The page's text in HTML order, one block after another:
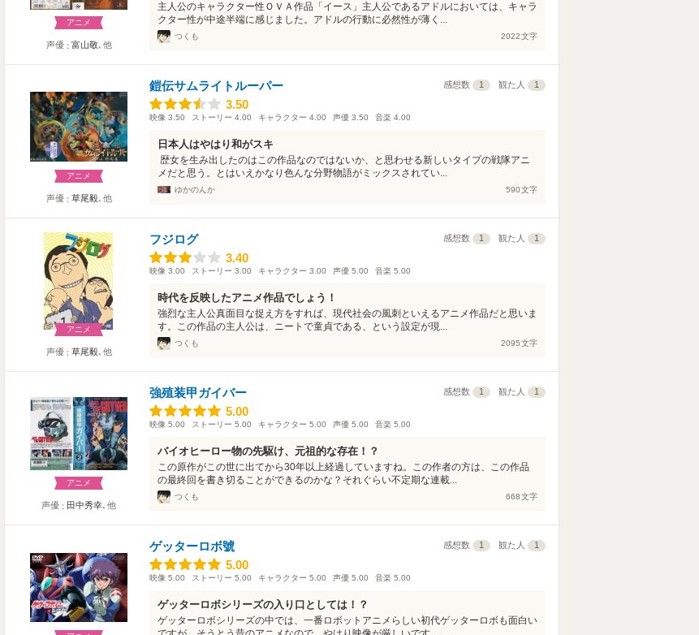
アニメ
声優 富山敬､他
主人公のキャラクター性ＯＶＡ作品「イース」主人公であるアドルにおいては、キャラ
クター性が中途半端に感じました。アドルの行動に必然性が薄く...
つくも 2022文字
アニメ
声優 草尾毅､他
鎧伝サムライトルーパー 感想数 1 観た人 1
3.50
3.50
映像 3.50 ストーリー 4.00 キャラクター 4.00 声優 3.50 音楽 4.00
日本人はやはり和がスキ
歴女を生み出したのはこの作品なのではないか、と思わせる新しいタイプの戦隊アニ
メだと思う。とはいえかなり色んな分野物語がミックスされてい...
ゆかのんか 590文字
アニメ
声優 草尾毅､他
フジログ 感想数 1 観た人 1
3.40
3.40
映像 3.00 ストーリー 3.00 キャラクター 3.00 声優 5.00 音楽 5.00
時代を反映したアニメ作品でしょう！
強烈な主人公真面目な捉え方をすれば、現代社会の風刺といえるアニメ作品だと思いま
す。この作品の主人公は、ニートで童貞である、という設定が現...
つくも 2095文字
アニメ
声優 田中秀幸､他
強殖装甲ガイバー 感想数 1 観た人 1
5.00
5.00
映像 5.00 ストーリー 5.00 キャラクター 5.00 声優 5.00 音楽 5.00
バイオヒーロー物の先駆け、元祖的な存在！？
この原作がこの世に出てから30年以上経過していますね。この作者の方は、この作品
の最終回を書き切ることができるのかな？それぐらい不定期な連載...
つくも 668文字
ゲッターロボ號 感想数 1 観た人 1
5.00
5.00
映像 5.00 ストーリー 5.00 キャラクター 5.00 声優 5.00 音楽 5.00
ゲッターロボシリーズの入り口としては！？
ゲッターロボシリーズの中では、一番ロボットアニメらしい初代ゲッターロボも面白い